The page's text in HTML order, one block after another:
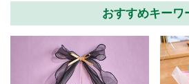
おすすめキーワ